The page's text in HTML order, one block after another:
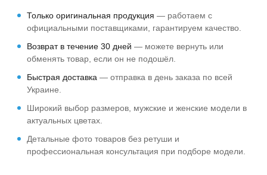
Только оригинальная продукция — работаем с
официальными поставщиками, гарантируем качество.
Возврат в течение 30 дней — можете вернуть или
обменять товар, если он не подошёл.
Быстрая доставка — отправка в день заказа по всей
Украине.
Широкий выбор размеров, мужские и женские модели в
актуальных цветах.
Детальные фото товаров без ретуши и
профессиональная консультация при подборе модели.